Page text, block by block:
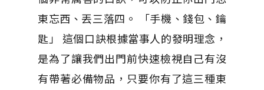
東忘西、丟三落四。 「手機、錢包、鑰
匙」 這個口訣根據當事人的發明理念，
是為了讓我們出門前快速檢視自己有沒
有帶著必備物品，只要你有了這三種東